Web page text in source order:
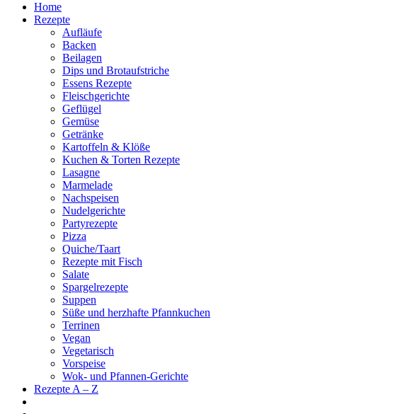
Home
Rezepte
Aufläufe
Backen
Beilagen
Dips und Brotaufstriche
Essens Rezepte
Fleischgerichte
Geflügel
Gemüse
Getränke
Kartoffeln & Klöße
Kuchen & Torten Rezepte
Lasagne
Marmelade
Nachspeisen
Nudelgerichte
Partyrezepte
Pizza
Quiche/Taart
Rezepte mit Fisch
Salate
Spargelrezepte
Suppen
Süße und herzhafte Pfannkuchen
Terrinen
Vegan
Vegetarisch
Vorspeise
Wok- und Pfannen-Gerichte
Rezepte A – Z